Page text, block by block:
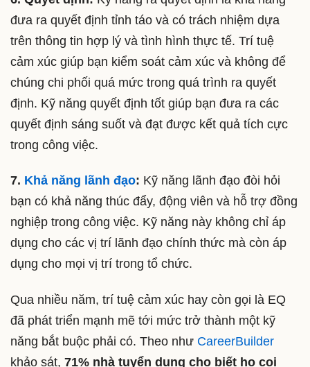
đưa ra quyết định tỉnh táo và có trách nhiệm dựa
trên thông tin hợp lý và tình hình thực tế. Trí tuệ
cảm xúc giúp bạn kiểm soát cảm xúc và không để
chúng chi phối quá mức trong quá trình ra quyết
định. Kỹ năng quyết định tốt giúp bạn đưa ra các
quyết định sáng suốt và đạt được kết quả tích cực
trong công việc.
7. Khả năng lãnh đạo: Kỹ năng lãnh đạo đòi hỏi
bạn có khả năng thúc đẩy, động viên và hỗ trợ đồng
nghiệp trong công việc. Kỹ năng này không chỉ áp
dụng cho các vị trí lãnh đạo chính thức mà còn áp
dụng cho mọi vị trí trong tổ chức.
Qua nhiều năm, trí tuệ cảm xúc hay còn gọi là EQ
đã phát triển mạnh mẽ tới mức trở thành một kỹ
năng bắt buộc phải có. Theo như CareerBuilder
khảo sát, 71% nhà tuyển dụng cho biết họ coi